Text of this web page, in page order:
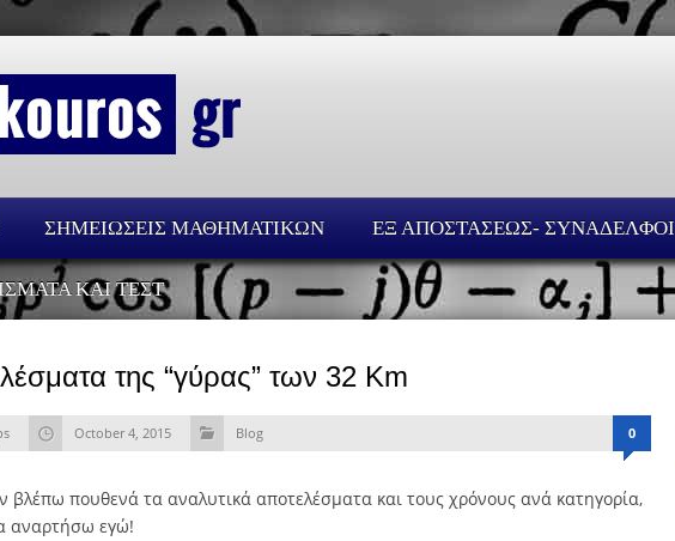
ΣΗΜΕΙΩΣΕΙΣ ΜΑΘΗΜΑΤΙΚΩΝ ΕΞ ΑΠΟΣΤΑΣΕΩΣ- ΣΥΝΑΔΕΛΦΟΙ
ΚΑΙ ΤΕΣΤ
της “γύρας” των 32 Km
October 4, 2015 Blog 0
βλέπω πουθενά τα αναλυτικά αποτελέσματα και τους χρόνους ανά κατηγορία,
αναρτήσω εγώ!